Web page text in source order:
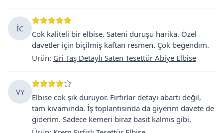
İC
Cok kaliteli bir elbise. Sateni duruşu harika. Özel
davetler için biçilmiş kaftan resmen. Çok beğendım.
Ürün: Gri Taş Detaylı Saten Tesettür Abiye Elbise
VY
Elbise cok şık duruyor. Fırfırlar detayı abartı değil,
tam kıvamında. İş toplantısında da giyerim davete de
giderim. Sadece kemeri biraz basit kalmıs gibi.